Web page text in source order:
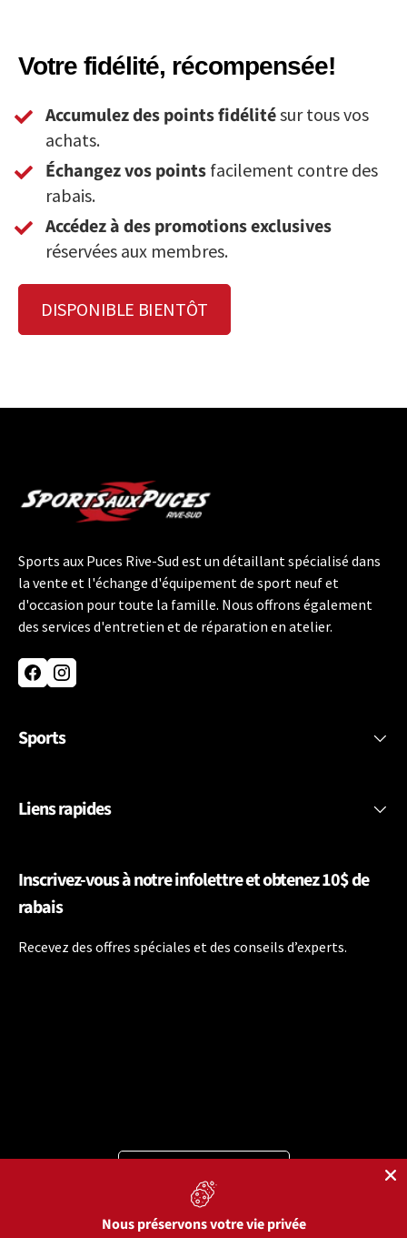
Votre fidélité, récompensée!
Accumulez des points fidélitésur tous vos
achats.
Échangez vos points facilement contre des
rabais.
Accédez à des promotions exclusives
réservées aux membres.
DISPONIBLE BIENTÔT
Sports aux Puces Rive-Sud est un détaillant spécialisé dans
la vente et l'échange d'équipement de sport neuf et
d'occasion pour toute la famille. Nous offrons également
des services d'entretien et de réparation en atelier.
FacebookInstagram
Sports
Liens rapides
Inscrivez-vous à notre infolettre et obtenez 10$ de
rabais
Recevez des offres spéciales et des conseils d’experts.
Moyens de paiement acceptés
Langue
Nous préservons votre vie privée